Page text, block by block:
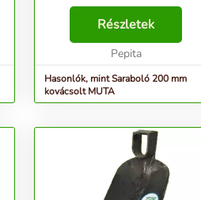
Részletek
Pepita
Hasonlók, mint Saraboló 200 mm
kovácsolt MUTA